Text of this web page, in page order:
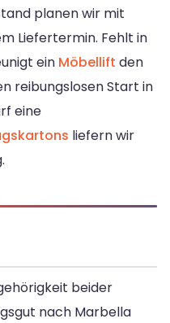
planen wir mit
Liefertermin. Fehlt in
ein Möbellift den
reibungslosen Start in
eine
liefern wir
beider
nach Marbella